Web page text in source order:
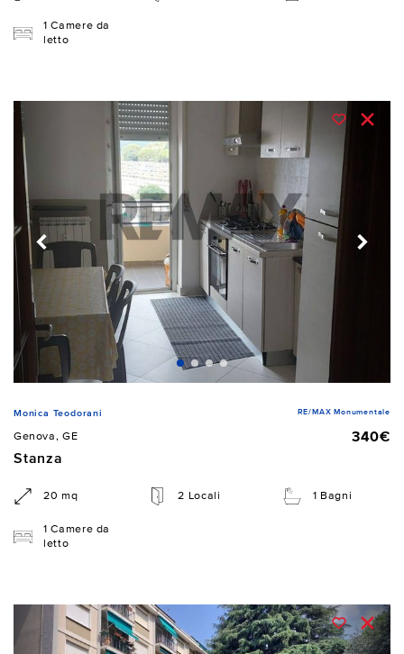
1 Camere da
letto
Monica Teodorani RE/MAX Monumentale
Genova, GE
340€
Stanza
20 mq 2 Locali 1 Bagni
1 Camere da
letto